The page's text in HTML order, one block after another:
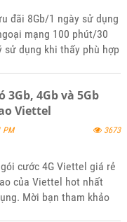
đãi 8Gb/1 ngày sử dụng
mạng 100 phút/30
sử dụng khi thấy phù hợp
3Gb, 4Gb và 5Gb
Viettel
PM 3673
cước 4G Viettel giá rẻ
của Viettel hot nhất
Mời bạn tham khảo